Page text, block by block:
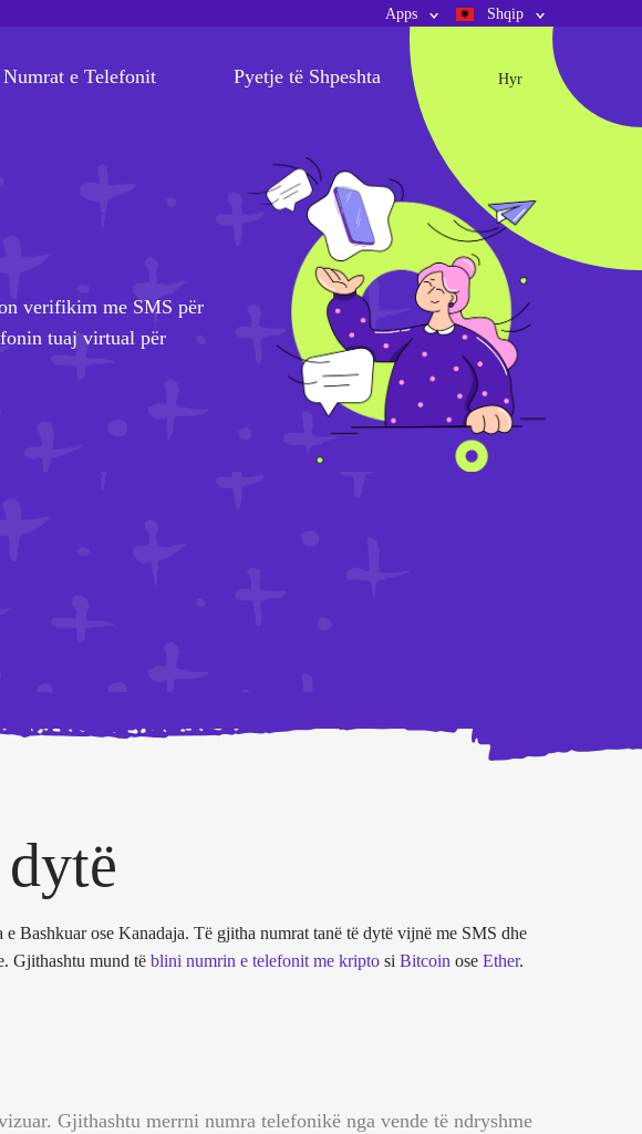
Shqip
Apps
Numrat e Telefonit Pyetje të Shpeshta Hyr
verifikim me SMS për
tuaj virtual për
Bashkuar ose Kanadaja. Të gjitha numrat tanë të dytë vijnë me SMS dhe
Gjithashtu mund të blini numrin e telefonit me kriptosi Bitcoin ose Ether.
Gjithashtu merrni numra telefonikë nga vende të ndryshme